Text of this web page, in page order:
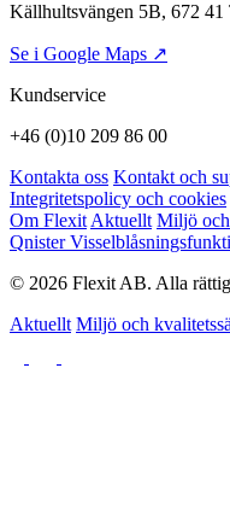
Källhultsvängen 5B, 672 41
Se i Google Maps ↗
Kundservice
+46 (0)10 209 86 00
Kontakta oss Kontakt och
Integritetspolicy och cookies
Om Flexit Aktuellt Miljö
Qnister
© 2026 Flexit AB. Alla
Aktuellt Miljö och